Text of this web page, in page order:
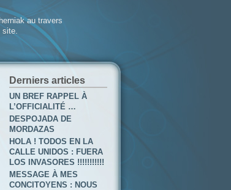
au travers
Derniers articles
UN BREF RAPPEL À
L’OFFICIALITÉ …
DESPOJADA DE
MORDAZAS
HOLA ! TODOS EN LA
CALLE UNIDOS : FUERA
LOS INVASORES !!!!!!!!!!!
MESSAGE À MES
CONCITOYENS : NOUS